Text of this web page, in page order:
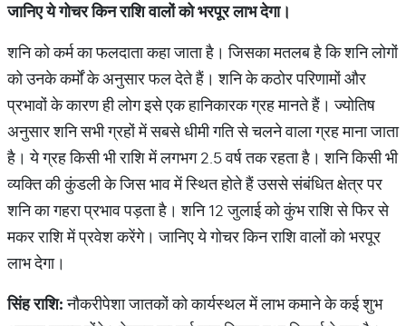
जानिए ये गोचर किन राशि वालों को भरपूर लाभ देगा।
शनि को कर्म का फलदाता कहा जाता है। जिसका मतलब है कि शनि लोगों
को उनके कर्मों के अनुसार फल देते हैं। शनि के कठोर परिणामों और
प्रभावों के कारण ही लोग इसे एक हानिकारक ग्रह मानते हैं। ज्योतिष
अनुसार शनि सभी ग्रहों में सबसे धीमी गति से चलने वाला ग्रह माना जाता
है। ये ग्रह किसी भी राशि में लगभग 2.5 वर्ष तक रहता है। शनि किसी भी
व्यक्ति की कुंडली के जिस भाव में स्थित होते हैं उससे संबंधित क्षेत्र पर
शनि का गहरा प्रभाव पड़ता है। शनि 12 जुलाई को कुंभ राशि से फिर से
मकर राशि में प्रवेश करेंगे। जानिए ये गोचर किन राशि वालों को भरपूर
लाभ देगा।
सिंह राशि:नौकरीपेशा जातकों को कार्यस्थल में लाभ कमाने के कई शुभ